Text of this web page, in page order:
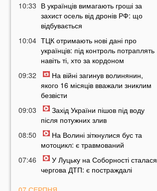
10:33 В українців вимагають гроші за
захист осель від дронів РФ: що
відбувається
10:04 ТЦК отримають нові дані про
українців: під контроль потраплять
навіть ті, хто за кордоном
09:32
На війні загинув волинянин,
якого 16 місяців вважали зниклим
безвісти
09:03
Захід України пішов під воду
після потужних злив
08:50
На Волині зіткнулися бус та
мотоцикл: є травмований
07:46
У Луцьку на Соборності сталася
чергова ДТП: є постраждалі